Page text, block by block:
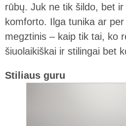
rūbų. Juk ne tik šildo, bet
komforto. Ilga tunika ar
megztinis – kaip tik tai, ko
šiuolaikiškai ir stilingai bet
Stiliaus guru